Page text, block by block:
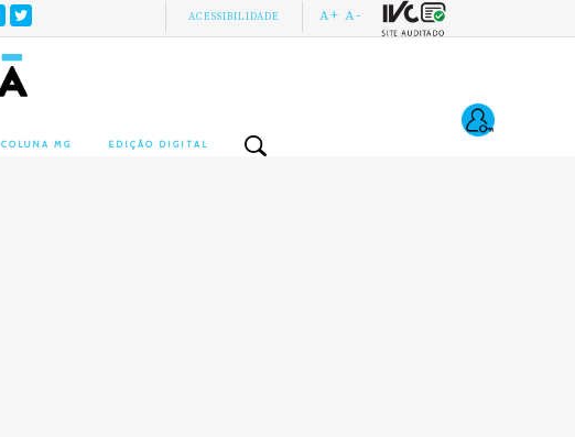
ACESSIBILIDADE A+ A-
COLUNA MG EDIÇÃO DIGITAL